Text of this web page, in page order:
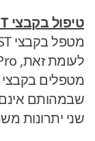
טיפול בקבצי PST ו-OST כארכיונים
שני יתרונות